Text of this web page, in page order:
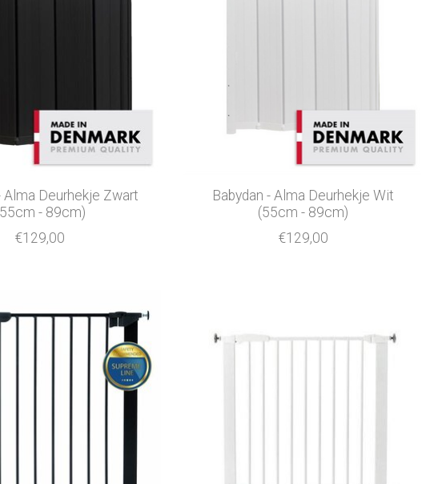
Alma Deurhekje Zwart
- 89cm)
€129,00
Babydan - Alma Deurhekje Wit
(55cm - 89cm)
€129,00